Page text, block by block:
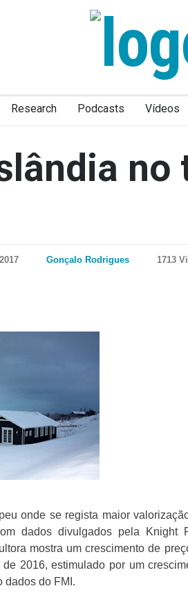
Research Podcasts Vídeos
no
Gonçalo Rodrigues
1713
onde se regista maior
dados divulgados pela Knight
mostra um crescimento de
2016, estimulado por um
dados do FMI.